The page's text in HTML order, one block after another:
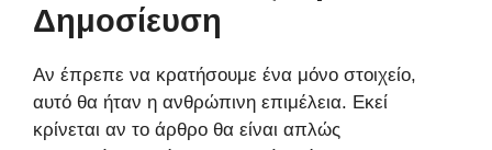
Δημοσίευση
Αν έπρεπε να κρατήσουμε ένα μόνο στοιχείο,
αυτό θα ήταν η ανθρώπινη επιμέλεια. Εκεί
κρίνεται αν το άρθρο θα είναι απλώς